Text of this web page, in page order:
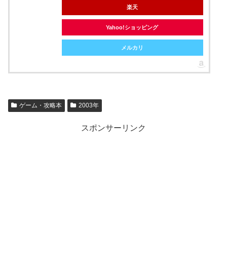
楽天
Yahoo!ショッピング
メルカリ
ゲーム・攻略本 2003年
スポンサーリンク